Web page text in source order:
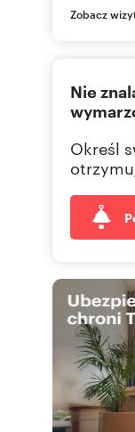
Zobacz
Nie
Określ